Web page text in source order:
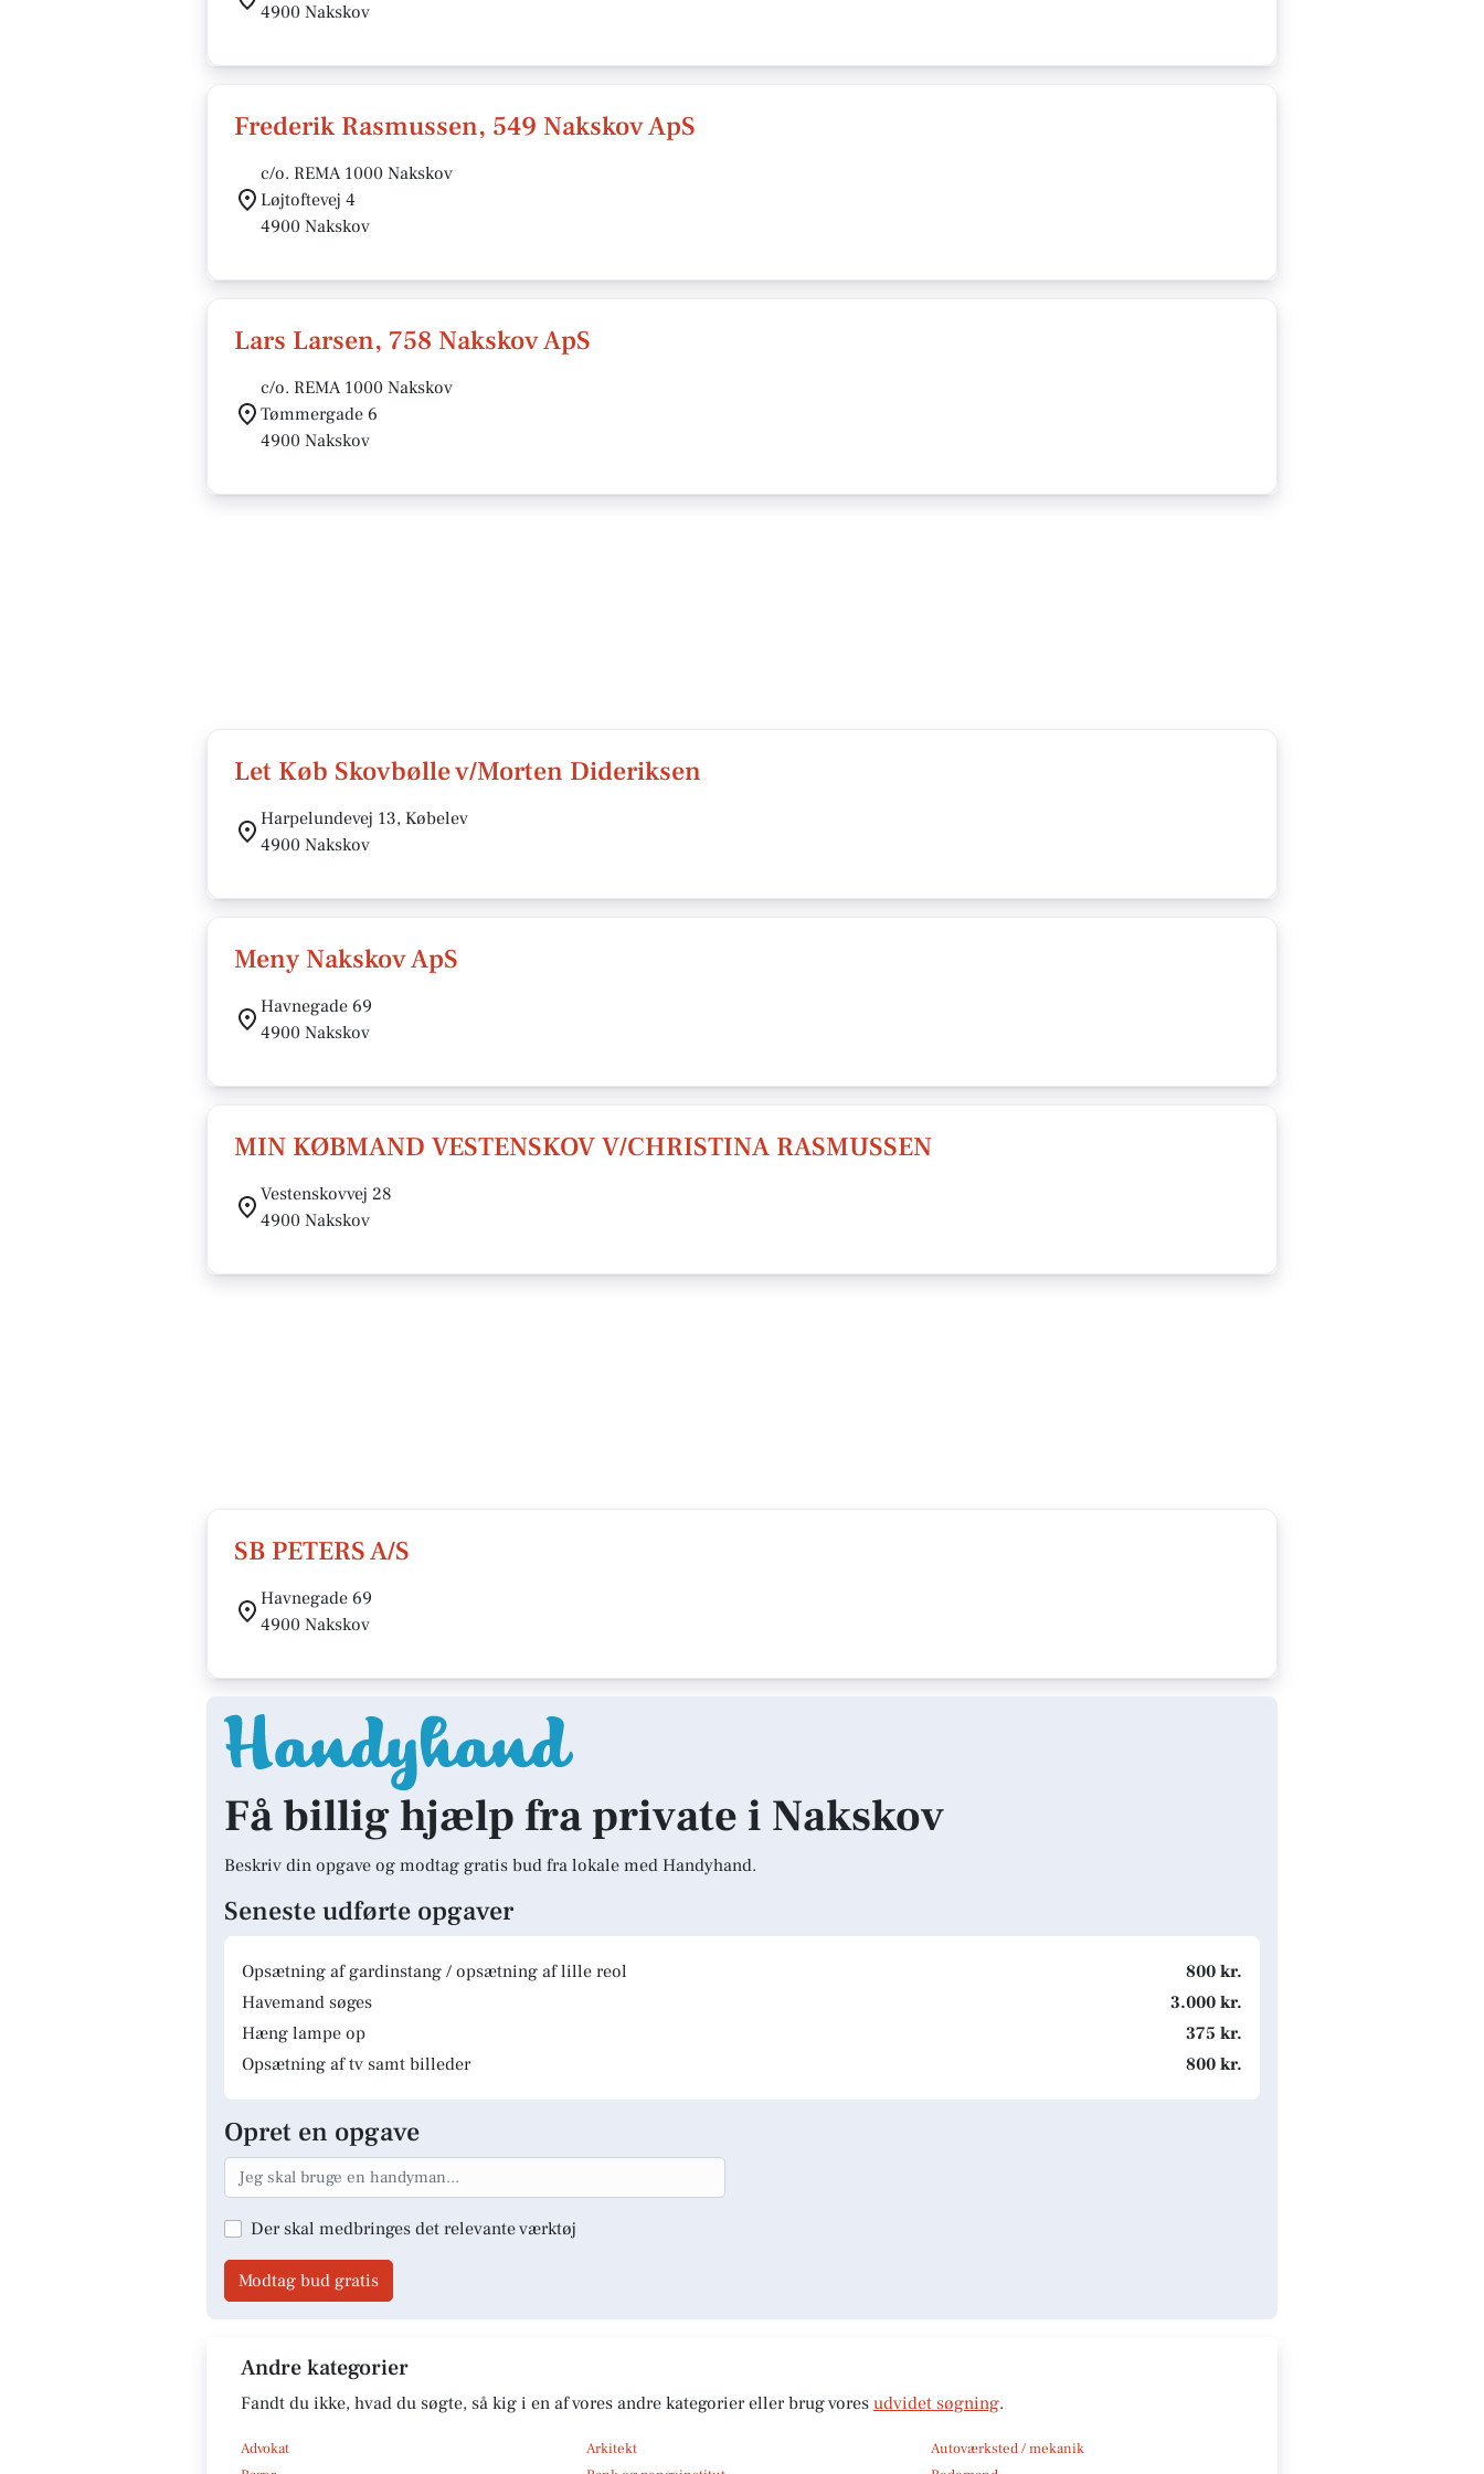
4900 Nakskov
Frederik Rasmussen, 549 Nakskov ApS
c/o. REMA 1000 Nakskov
Løjtoftevej 4
4900 Nakskov
Lars Larsen, 758 Nakskov ApS
c/o. REMA 1000 Nakskov
Tømmergade 6
4900 Nakskov
Let Køb Skovbølle v/Morten Dideriksen
Harpelundevej 13, Købelev
4900 Nakskov
Meny Nakskov ApS
Havnegade 69
4900 Nakskov
MIN KØBMAND VESTENSKOV V/CHRISTINA RASMUSSEN
Vestenskovvej 28
4900 Nakskov
SB PETERS A/S
Havnegade 69
4900 Nakskov
Få billig hjælp fra private i Nakskov
Beskriv din opgave og modtag gratis bud fra lokale med Handyhand.
Seneste udførte opgaver
Opsætning af gardinstang / opsætning af lille reol
800 kr.
Havemand søges
3.000 kr.
Hæng lampe op
375 kr.
Opsætning af tv samt billeder
800 kr.
Opret en opgave
Der skal medbringes det relevante værktøj
Modtag bud gratis
Andre kategorier
Fandt du ikke, hvad du søgte, så kig i en af vores andre kategorier eller brug vores udvidet søgning.
Advokat Arkitekt
Autoværksted / mekanik